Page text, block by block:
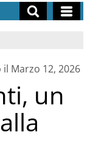
Marzo 12, 2026
un